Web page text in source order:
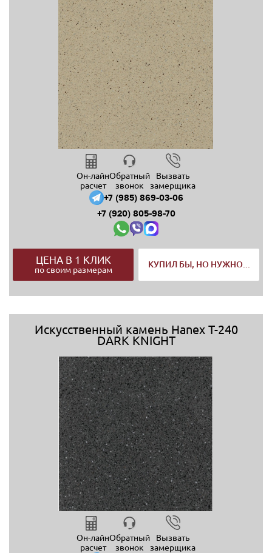
Он-лайн
расчет
Обратный
звонок
Вызвать
замерщика
+7 (985) 869-03-06
+7 (920) 805-98-70
ЦЕНА В 1 КЛИК
по своим размерам
КУПИЛ БЫ, НО НУЖНО...
Искусственный камень Hanex T-240
DARK KNIGHT
Он-лайн
расчет
Обратный
звонок
Вызвать
замерщика